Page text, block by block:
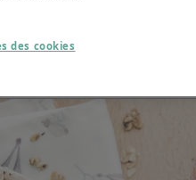
des cookies